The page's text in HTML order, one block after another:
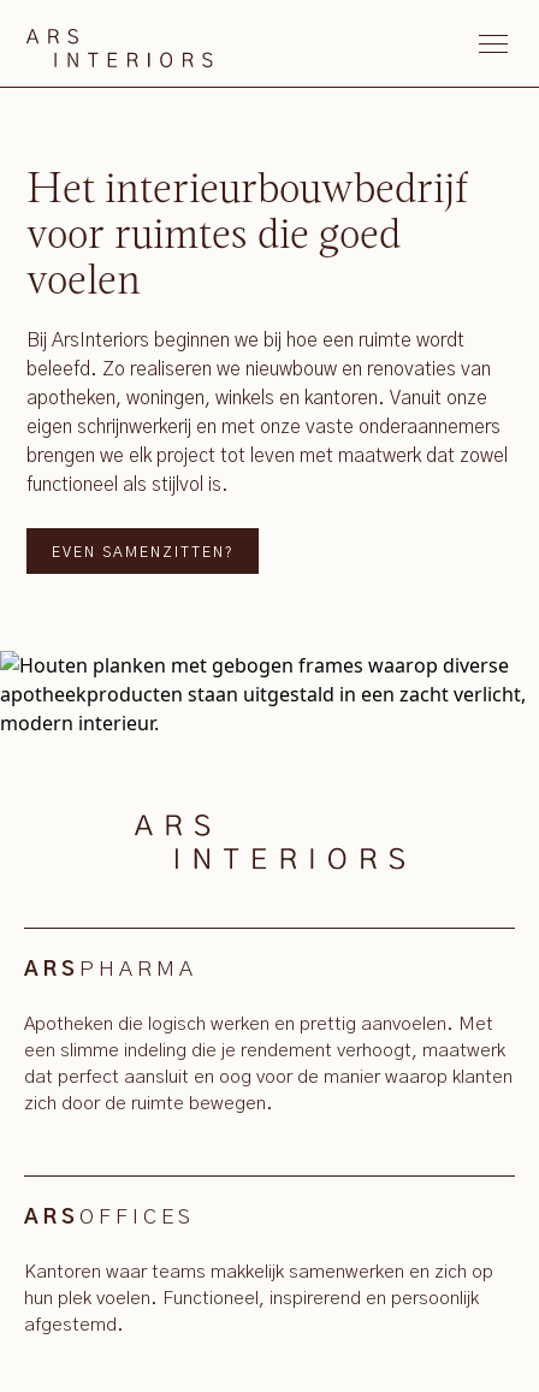
Het interieurbouwbedrijf
voor ruimtes die goed
voelen
Bij ArsInteriors beginnen we bij hoe een ruimte wordt
beleefd. Zo realiseren we nieuwbouw en renovaties van
apotheken, woningen, winkels en kantoren. Vanuit onze
eigen schrijnwerkerij en met onze vaste onderaannemers
brengen we elk project tot leven met maatwerk dat zowel
functioneel als stijlvol is.
EVEN SAMENZITTEN?
ARS PHARMA
Apotheken die logisch werken en prettig aanvoelen. Met
een slimme indeling die je rendement verhoogt, maatwerk
dat perfect aansluit en oog voor de manier waarop klanten
zich door de ruimte bewegen.
ARS OFFICES
Kantoren waar teams makkelijk samenwerken en zich op
hun plek voelen. Functioneel, inspirerend en persoonlijk
afgestemd.